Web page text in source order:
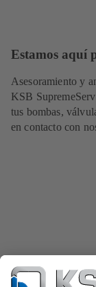
Estamos aquí
Asesoramiento y
KSB
tus bombas,
en contacto con